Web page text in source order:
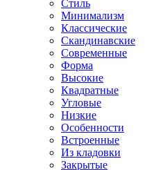
Стиль
Минимализм
Классические
Скандинавские
Современные
Форма
Высокие
Квадратные
Угловые
Низкие
Особенности
Встроенные
Из кладовки
Закрытые